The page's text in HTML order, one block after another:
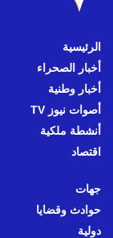
الرئيسية
أخبار الصحراء
أخبار وطنية
أصوات نيوز TV
أنشطة ملكية
اقتصاد
جهات
حوادث وقضايا
دولية